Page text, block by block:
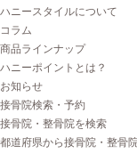
ハニースタイルについて
コラム
商品ラインナップ
ハニーポイントとは？
お知らせ
接骨院検索・予約
接骨院・整骨院を検索
都道府県から接骨院・整骨